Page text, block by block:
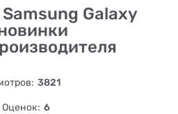
Galaxy
3821
Оценок: 6